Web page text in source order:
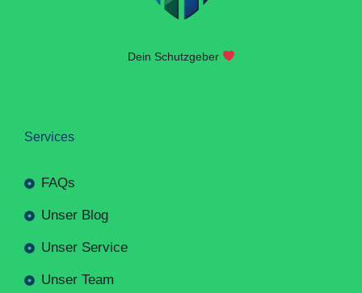
Dein Schutzgeber
Services
FAQs
Unser Blog
Unser Service
Unser Team